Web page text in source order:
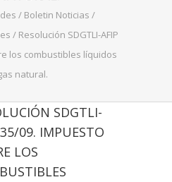
/ Boletin Noticias /
/ Resolución SDGTLI-AFIP
los combustibles líquidos
natural.
SDGTLI-
09. IMPUESTO
LOS